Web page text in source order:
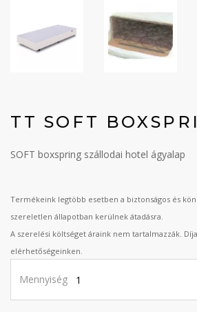
TT SOFT
SOFT boxspring szállodai hotel ágyalap
Termékeink legtöbb esetben a biztonságos és
szereletlen állapotban kerülnek átadásra.
A szerelési költséget áraink nem tartalmazzák.
elérhetőségeinken.
Mennyiség